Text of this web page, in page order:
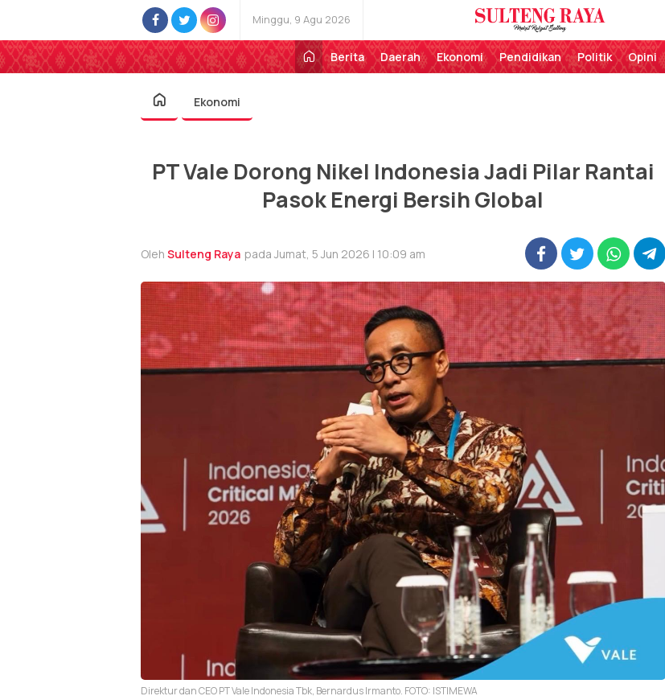
Minggu, 9 Agu 2026
Sulteng Raya
Perekat Rakyat Sulteng
Berita
Daerah Ekonomi Pendidikan Politik Opini
Ekonomi
PT Vale Dorong Nikel Indonesia Jadi Pilar Rantai
Pasok Energi Bersih Global
Oleh Sulteng Raya pada Jumat, 5 Jun 2026 | 10:09 am
Direktur dan CEO PT Vale Indonesia Tbk, Bernardus Irmanto. FOTO: ISTIMEWA